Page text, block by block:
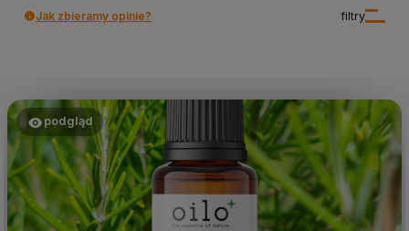
filtry
Jak zbieramy opinie?
podgląd